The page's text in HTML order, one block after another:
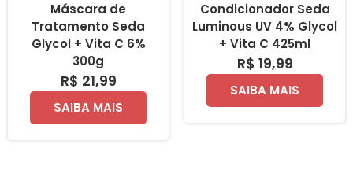
Máscara de
Tratamento Seda
Glycol + Vita C 6%
300g
R$ 21,99
SAIBA MAIS
Condicionador Seda
Luminous UV 4% Glycol
+ Vita C 425ml
R$ 19,99
SAIBA MAIS